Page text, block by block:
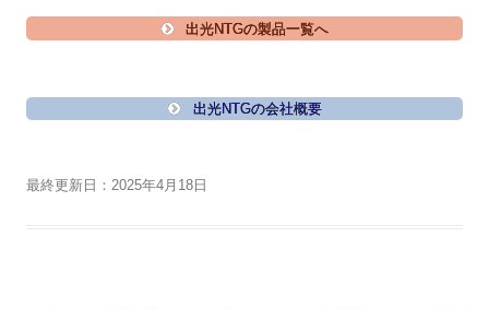
出光NTGの製品一覧へ
出光NTGの会社概要
最終更新日：2025年4月18日